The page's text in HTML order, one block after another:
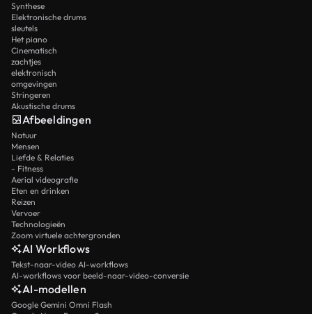
Synthese
Elektronische drums
sleutels
Het piano
Cinematisch
zachtjes
elektronisch
omgevingen
Stringeren
Akustische drums
Afbeeldingen
Natuur
Mensen
Liefde & Relaties
- Fitness
Aerial videografie
Eten en drinken
Reizen
Vervoer
Technologieën
Zoom virtuele achtergronden
AI Workflows
Tekst-naar-video AI-workflows
AI-workflows voor beeld-naar-video-conversie
AI-modellen
Google Gemini Omni Flash